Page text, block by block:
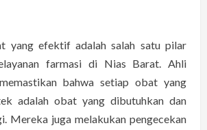
yang efektif adalah salah satu pilar
farmasi di Nias Barat. Ahli
bahwa setiap obat yang
adalah obat yang dibutuhkan dan
Mereka juga melakukan pengecekan